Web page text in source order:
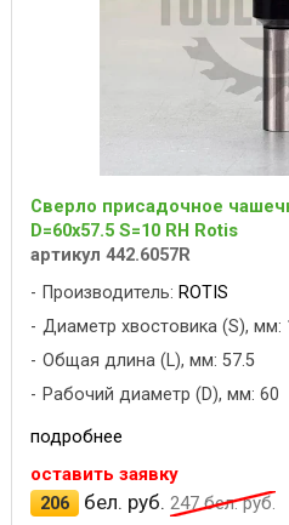
Сверло присадочное
D=60x57.5 S=10 RH Rotis
артикул 442.6057R
Производитель: ROTIS
Диаметр хвостовика (S), мм:
Общая длина (L), мм: 57.5
Рабочий диаметр (D), мм: 60
подробнее
оставить заявку
206
бел. руб. 247бел. руб.